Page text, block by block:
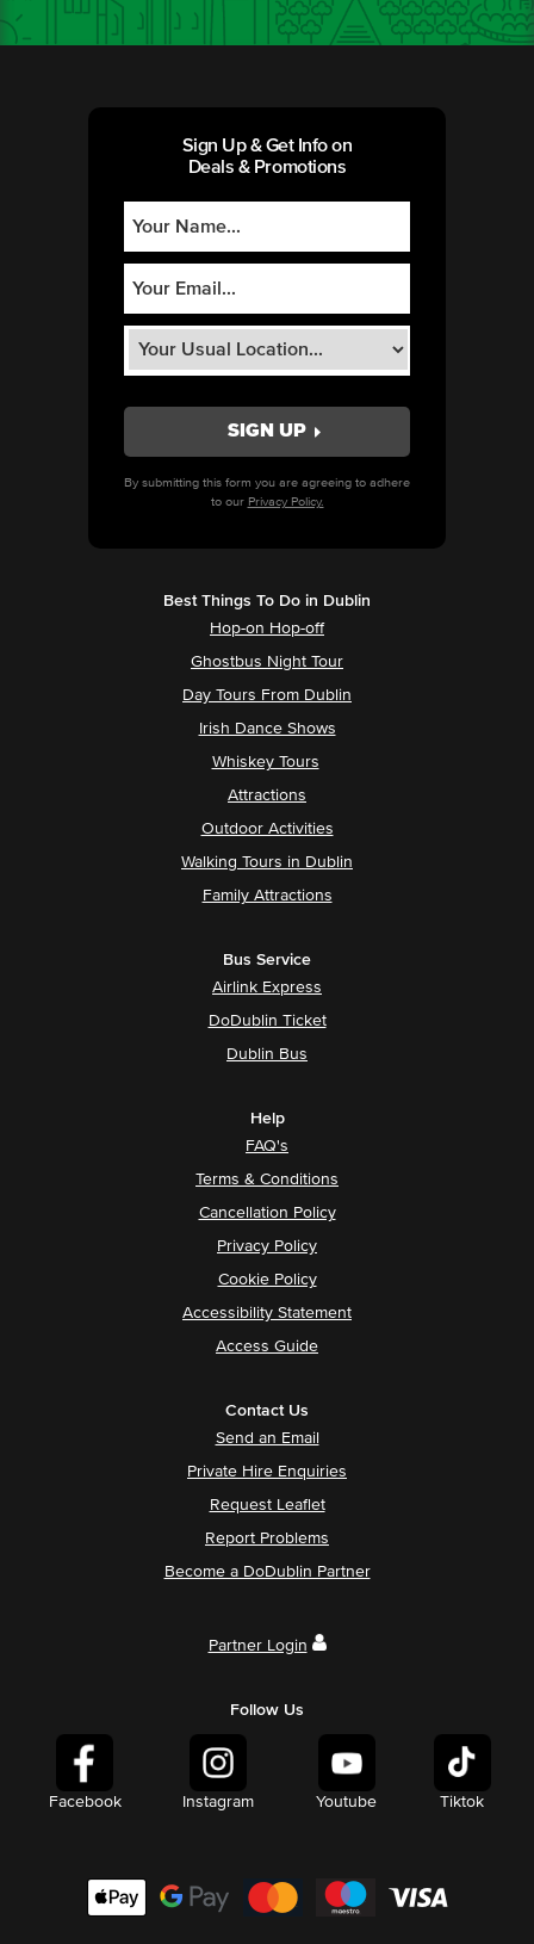
Sign Up & Get Info on
Deals & Promotions
By submitting this form you are agreeing to adhere
to our Privacy Policy.
Best Things To Do in Dublin
Hop-on Hop-off
Ghostbus Night Tour
Day Tours From Dublin
Irish Dance Shows
Whiskey Tours
Attractions
Outdoor Activities
Walking Tours in Dublin
Family Attractions
Bus Service
Airlink Express
DoDublin Ticket
Dublin Bus
Help
FAQ's
Terms & Conditions
Cancellation Policy
Privacy Policy
Cookie Policy
Accessibility Statement
Access Guide
Contact Us
Send an Email
Private Hire Enquiries
Request Leaflet
Report Problems
Become a DoDublin Partner
Partner Login
Follow Us
Facebook Instagram Youtube Tiktok